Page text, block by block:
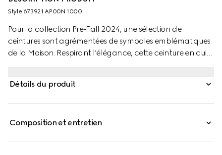
Style ‎673921 AP00N 1000
Pour la collection Pre-Fall 2024, une sélection de
ceintures sont agrémentées de symboles emblématiques
de la Maison. Respirant l’élégance, cette ceinture en cuir
Détails du produit
Composition et entretien